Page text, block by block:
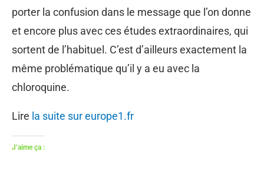
porter la confusion dans le message que l’on donne
et encore plus avec ces études extraordinaires, qui
sortent de l’habituel. C’est d’ailleurs exactement la
même problématique qu’il y a eu avec la
chloroquine.
Lire la suite sur europe1.fr
J’aime ça :